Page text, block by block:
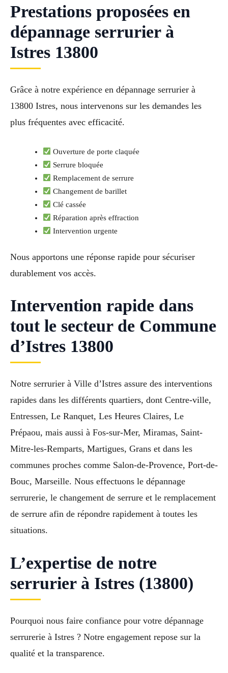
Prestations proposées en
dépannage serrurier à
Istres 13800
Grâce à notre expérience en dépannage serrurier à
13800 Istres, nous intervenons sur les demandes les
plus fréquentes avec efficacité.
Ouverture de porte claquée
Serrure bloquée
Remplacement de serrure
Changement de barillet
Clé cassée
Réparation après effraction
Intervention urgente
Nous apportons une réponse rapide pour sécuriser
durablement vos accès.
Intervention rapide dans
tout le secteur de Commune
d’Istres 13800
Notre serrurier à Ville d’Istres assure des interventions
rapides dans les différents quartiers, dont Centre-ville,
Entressen, Le Ranquet, Les Heures Claires, Le
Prépaou, mais aussi à Fos-sur-Mer, Miramas, Saint-
Mitre-les-Remparts, Martigues, Grans et dans les
communes proches comme Salon-de-Provence, Port-de-
Bouc, Marseille. Nous effectuons le dépannage
serrurerie, le changement de serrure et le remplacement
de serrure afin de répondre rapidement à toutes les
situations.
L’expertise de notre
serrurier à Istres (13800)
Pourquoi nous faire confiance pour votre dépannage
serrurerie à Istres ? Notre engagement repose sur la
qualité et la transparence.